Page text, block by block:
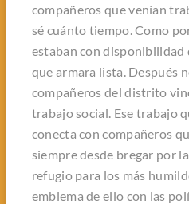
compañeros que venían
sé cuánto tiempo. Como
estaban con disponibilidad
que armara lista. Después
compañeros del distrito
trabajo social. Ese trabajo
conecta con compañeros
siempre desde bregar por
refugio para los más
emblema de ello con las